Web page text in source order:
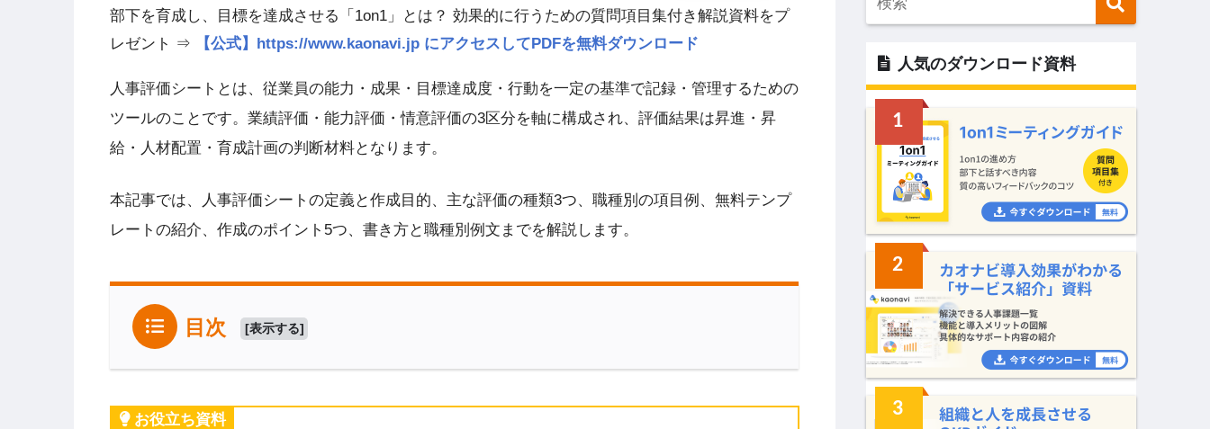
部下を育成し、目標を達成させる「1on1」とは？ 効果的に行うための質問項目集付き解説資料をプ
レゼント ⇒
【公式】https://www.kaonavi.jp にアクセスしてPDFを無料ダウンロード
人事評価シートとは、従業員の能力・成果・目標達成度・行動を一定の基準で記録・管理するための
ツールのことです。業績評価・能力評価・情意評価の3区分を軸に構成され、評価結果は昇進・昇
給・人材配置・育成計画の判断材料となります。
本記事では、人事評価シートの定義と作成目的、主な評価の種類3つ、職種別の項目例、無料テンプ
レートの紹介、作成のポイント5つ、書き方と職種別例文までを解説します。
目次 [表示する]
お役立ち資料
人気のダウンロード資料